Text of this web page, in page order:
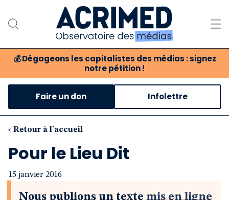
💰 Dégageons les capitalistes des médias : signez
notre pétition !
Notre association
Notre critique des médias
Nos propositions
Notre revue
Faire un don Infolettre
‹ Retour à l'accueil
Pour le Lieu Dit
15 janvier 2016
Nous publions un texte mis en ligne